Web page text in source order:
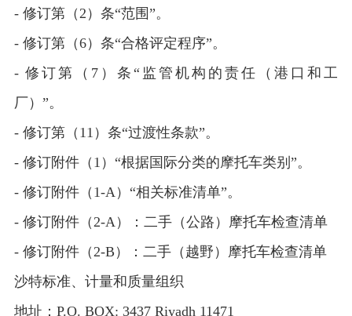
- 修订第（2）条“范围”。
- 修订第（6）条“合格评定程序”。
- 修订第（7）条“监管机构的责任（港口和工
厂）”。
- 修订第（11）条“过渡性条款”。
- 修订附件（1）“根据国际分类的摩托车类别”。
- 修订附件（1-A）“相关标准清单”。
- 修订附件（2-A）：二手（公路）摩托车检查清单
- 修订附件（2-B）：二手（越野）摩托车检查清单
沙特标准、计量和质量组织
地址：P.O. BOX: 3437 Riyadh 11471